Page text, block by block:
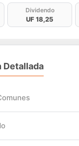
Dividendo
UF 18,25
Detallada